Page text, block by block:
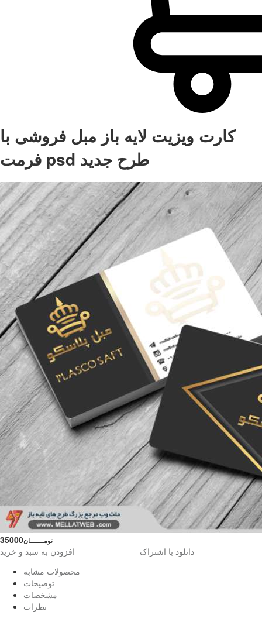
کارت ویزیت لایه باز مبل فروشی با
فرمت psd طرح جدید
35000تومــــــــان
افزودن به سبد و خرید
دانلود با اشتراک
محصولات مشابه
توضیحات
مشخصات
نظرات